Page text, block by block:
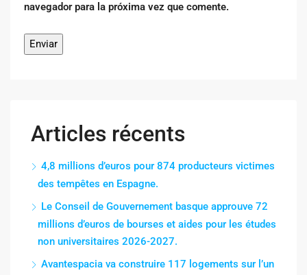
navegador para la próxima vez que comente.
Articles récents
4,8 millions d’euros pour 874 producteurs victimes
des tempêtes en Espagne.
Le Conseil de Gouvernement basque approuve 72
millions d’euros de bourses et aides pour les études
non universitaires 2026-2027.
Avantespacia va construire 117 logements sur l’un